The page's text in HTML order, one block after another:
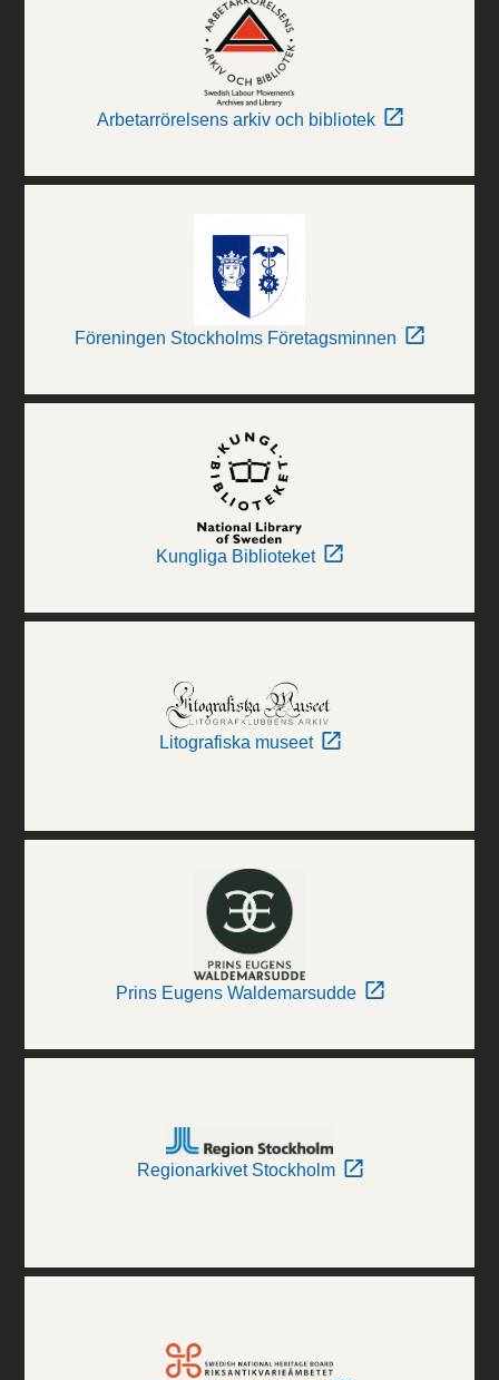
Arbetarrörelsens arkiv och bibliotek
Föreningen Stockholms Företagsminnen
Kungliga Biblioteket
Litografiska museet
Prins Eugens Waldemarsudde
Regionarkivet Stockholm